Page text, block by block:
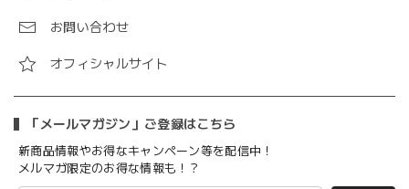
お問い合わせ
オフィシャルサイト
「メールマガジン」ご登録はこちら
新商品情報やお得なキャンペーン等を配信中！
メルマガ限定のお得な情報も！？